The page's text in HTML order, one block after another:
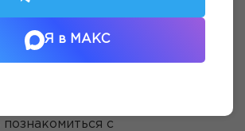
ДЛЯ СЕБЯ КРАСОТУ
ЛУЧШИЕ
с
Я в МАКС